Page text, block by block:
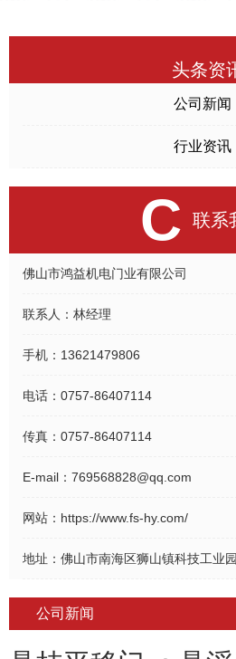
头条资
公司新闻
行业资讯
C 联系
佛山市鸿益机电门业有限公司
联系人： 林经理
手机： 13621479806
电话： 0757-86407114
传真： 0757-86407114
E-mail： 769568828@qq.com
网站： https://www.fs-hy.com/
地址： 佛山市南海区狮山镇科技工业
公司新闻